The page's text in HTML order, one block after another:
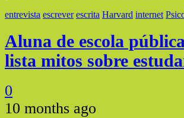
entrevista escrever escrita Harvard internet
Aluna de escola
lista mitos sobre
0
10 months ago